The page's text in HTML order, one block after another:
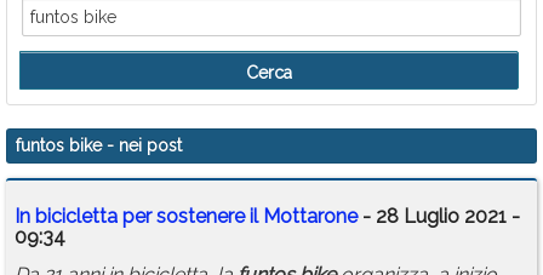
Eventi
Info Utili
Rubriche
Calendario
Annunci
funtos bike- nei post
In bicicletta per sostenere il Mottarone- 28 Luglio 2021 -
09:34